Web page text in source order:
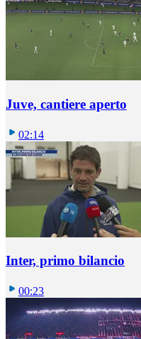
Juve, cantiere aperto
02:14
Inter, primo bilancio
00:23